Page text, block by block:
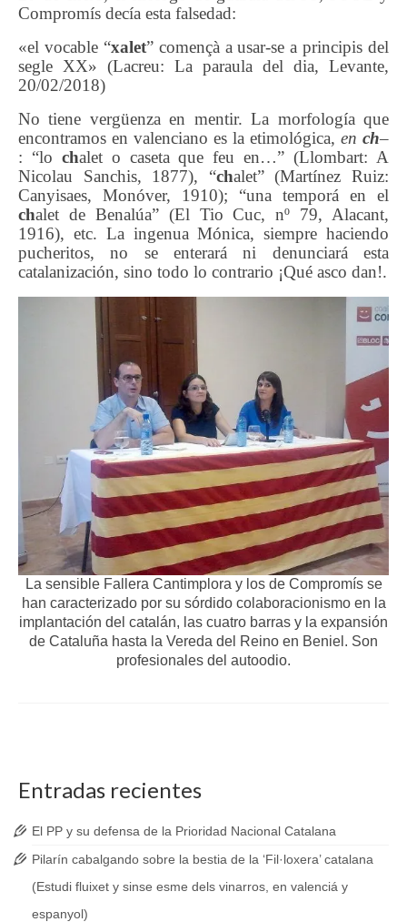
Compromís decía esta falsedad:
«el vocable “xalet” començà a usar-se a principis del
segle XX» (Lacreu: La paraula del dia, Levante,
20/02/2018)
No tiene vergüenza en mentir. La morfología que
encontramos en valenciano es la etimológica, en ch–
: “lo chalet o caseta que feu en…” (Llombart: A
Nicolau Sanchis, 1877), “chalet” (Martínez Ruiz:
Canyisaes, Monóver, 1910); “una temporá en el
chalet de Benalúa” (El Tio Cuc, nº 79, Alacant,
1916), etc. La ingenuaMónica,siempre haciendo
pucheritos,no se enterará ni denunciará esta
catalanización, sino todo lo contrario ¡Qué asco dan!.
La sensible Fallera Cantimplora y los de Compromís se
han caracterizado por su sórdido colaboracionismo en la
implantación del catalán, las cuatro barras y la expansión
de Cataluña hasta la Vereda del Reino en Beniel. Son
profesionales del autoodio.
Entradas recientes
El PP y su defensa de la Prioridad Nacional Catalana
Pilarín cabalgando sobre la bestia de la ‘Fil·loxera’ catalana
(Estudi fluixet y sinse esme dels vinarros, en valenciá y
espanyol)